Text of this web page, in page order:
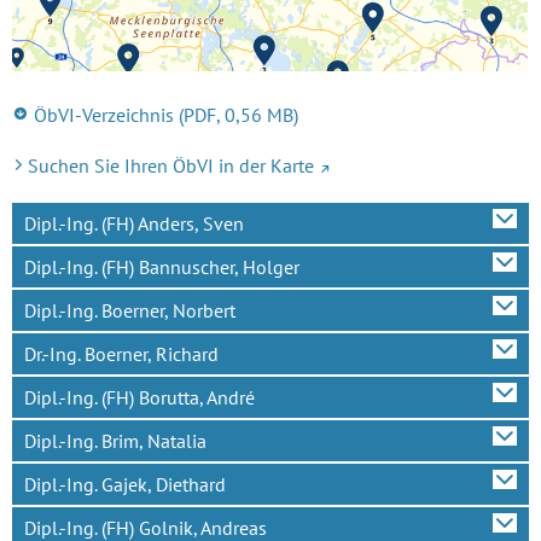
ÖbVI-Verzeichnis (PDF, 0,56 MB)
Suchen Sie Ihren ÖbVI in der Karte
Dipl.-Ing. (FH) Anders, Sven
Dipl.-Ing. (FH) Bannuscher, Holger
Dipl.-Ing. Boerner, Norbert
Dr.-Ing. Boerner, Richard
Dipl.-Ing. (FH) Borutta, André
Dipl.-Ing. Brim, Natalia
Dipl.-Ing. Gajek, Diethard
Dipl.-Ing. (FH) Golnik, Andreas